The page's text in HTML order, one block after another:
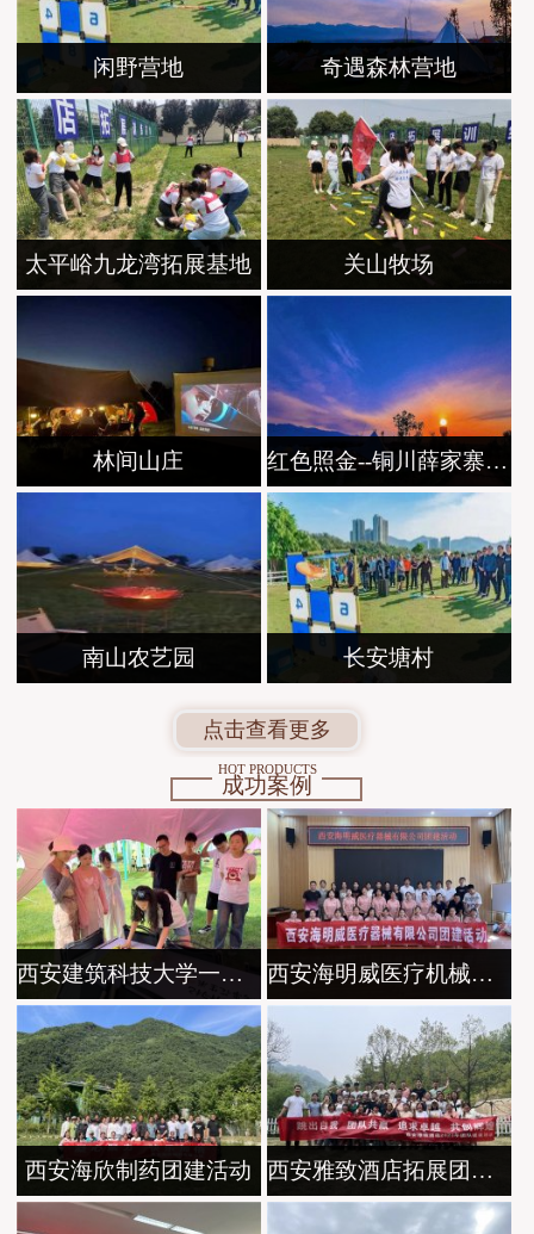
闲野营地 奇遇森林营地
太平峪九龙湾拓展基地 关山牧场
林间山庄 红色照金--铜川薛家寨革命遗址
南山农艺园 长安塘村
点击查看更多
HOT PRODUCTS
成功案例
西安建筑科技大学一天露营团建活动 西安海明威医疗机械有限公司团建
西安海欣制药团建活动 西安雅致酒店拓展团建活动